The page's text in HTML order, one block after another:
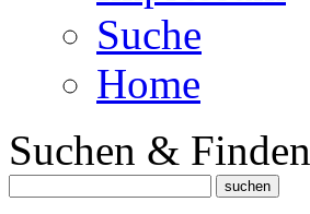
Suche
Home
Suchen & Finden